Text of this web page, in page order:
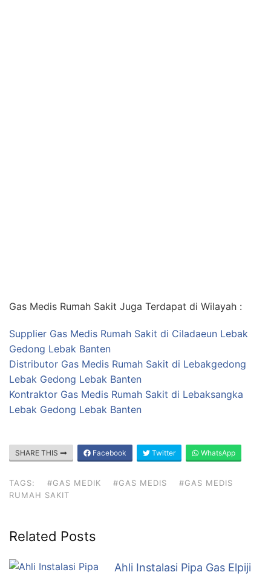
Gas Medis Rumah Sakit Juga Terdapat di Wilayah :
Supplier Gas Medis Rumah Sakit di Ciladaeun Lebak
Gedong Lebak Banten
Distributor Gas Medis Rumah Sakit di Lebakgedong
Lebak Gedong Lebak Banten
Kontraktor Gas Medis Rumah Sakit di Lebaksangka
Lebak Gedong Lebak Banten
SHARE THIS Facebook Twitter WhatsApp
TAGS: #GAS MEDIK #GAS MEDIS
#GAS MEDIS
RUMAH SAKIT
Related Posts
Ahli Instalasi Pipa Gas Elpiji